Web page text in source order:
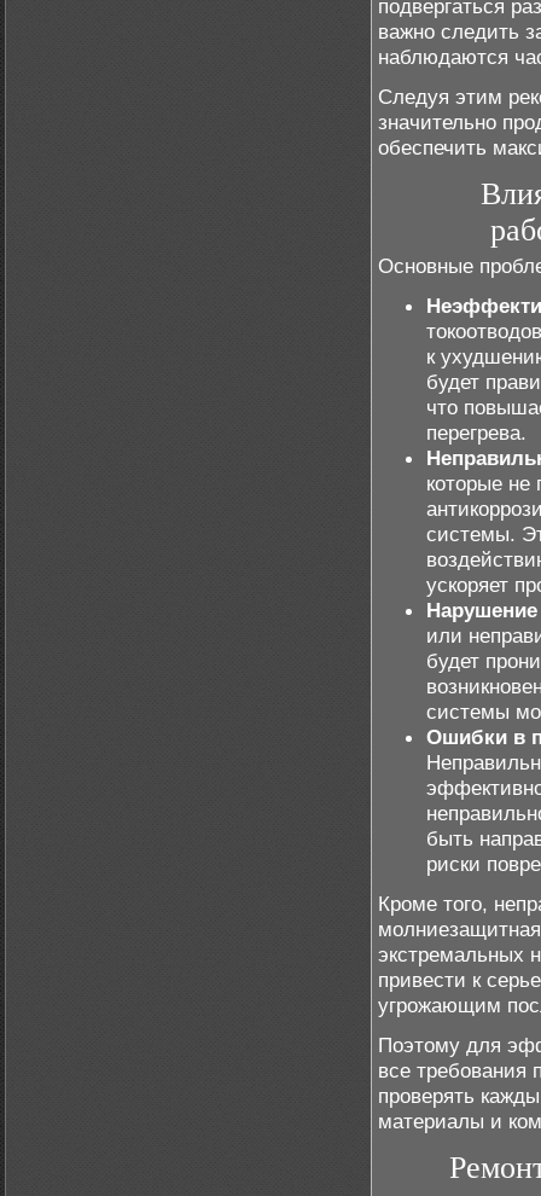
подвергаться
важно следить
наблюдаются
Следуя этим
значительно
обеспечить
Основные
к
будет
что
перегрева.
которые
системы.
ускоряет
или
будет
системы
Ошибки в
быть
риски
Кроме того,
экстремальных
привести к
угрожающим
Поэтому для
все требования
проверять
материалы и